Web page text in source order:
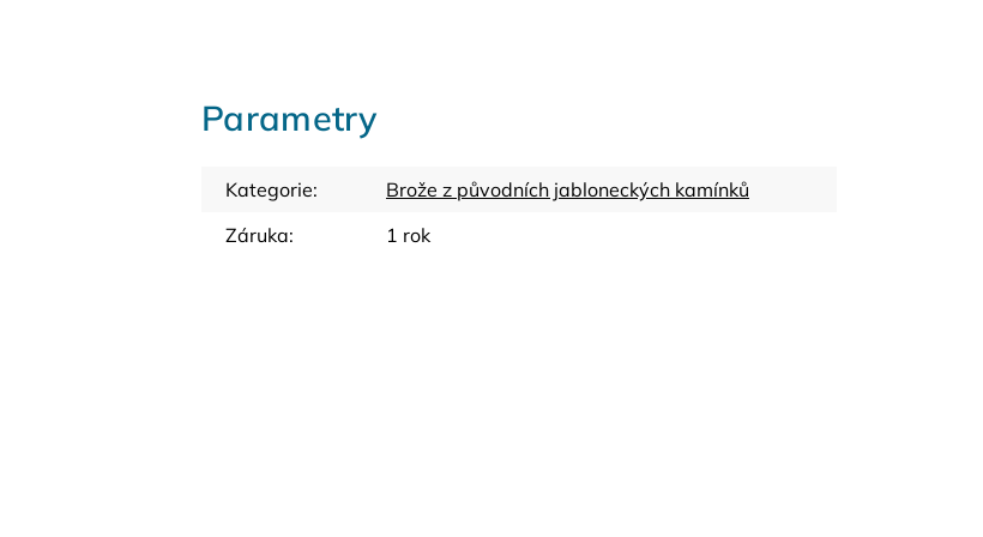
Parametry
Kategorie:
Brože z původních jabloneckých kamínků
Záruka: 1 rok